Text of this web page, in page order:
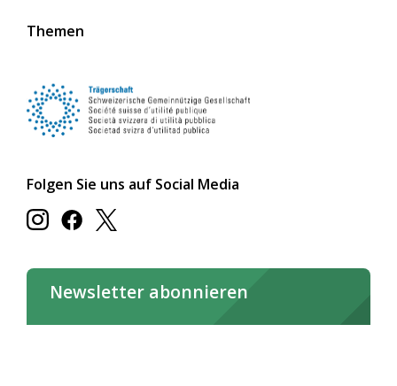
Themen
Folgen Sie uns auf Social Media
Newsletter abonnieren